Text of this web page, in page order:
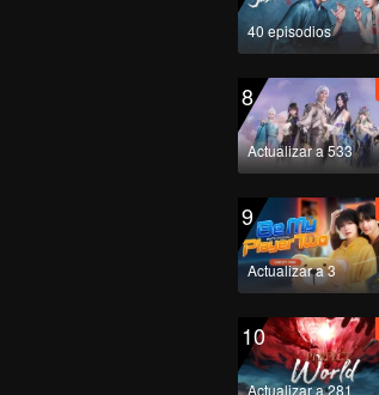
40 episodios
8
Actualizar a 533
9
Actualizar a 3
10
Actualizar a 281